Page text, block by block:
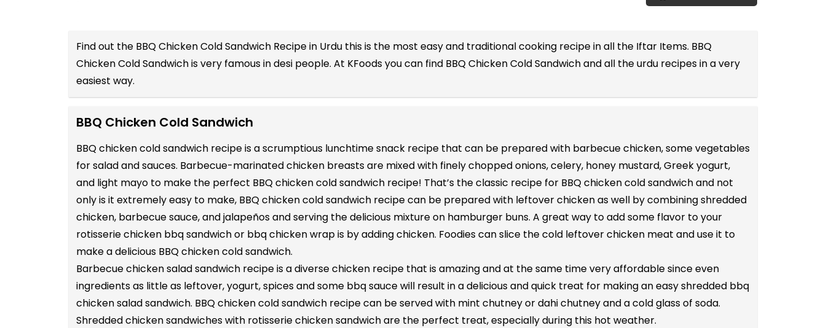
Find out the BBQ Chicken Cold Sandwich Recipe in Urdu this is the most easy and traditional cooking recipe in all the Iftar Items. BBQ
Chicken Cold Sandwich is very famous in desi people. At KFoods you can find BBQ Chicken Cold Sandwich and all theurdu recipesin a very
easiest way.
BBQ Chicken Cold Sandwich
BBQ chicken cold sandwich recipe is a scrumptious lunchtime snack recipe that can be prepared with barbecue chicken, some vegetables
for salad and sauces. Barbecue-marinated chicken breasts are mixed with finely chopped onions, celery, honey mustard, Greek yogurt,
and light mayo to make the perfect BBQ chicken cold sandwich recipe! That’s the classic recipe for BBQ chicken cold sandwich and not
only is it extremely easy to make, BBQ chicken cold sandwich recipe can be prepared with leftover chicken as well by combining shredded
chicken, barbecue sauce, and jalapeños and serving the delicious mixture on hamburger buns. A great way to add some flavor to your
rotisserie chicken bbq sandwich or bbq chicken wrap is by adding chicken. Foodies can slice the cold leftover chicken meat and use it to
make a delicious BBQ chicken cold sandwich.
Barbecue chicken salad sandwich recipe is a diverse chicken recipe that is amazing and at the same time very affordable since even
ingredients as little as leftover, yogurt, spices and some bbq sauce will result in a delicious and quick treat for making an easy shredded bbq
chicken salad sandwich. BBQ chicken cold sandwich recipe can be served with mint chutney or dahi chutney and a cold glass of soda.
Shredded chicken sandwiches with rotisserie chicken sandwich are the perfect treat, especially during this hot weather.